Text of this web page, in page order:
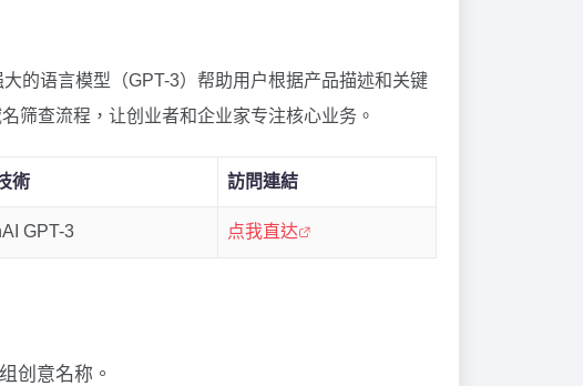
的语言模型（GPT-3）帮助用户根据产品描述和关键
筛查流程，让创业者和企业家专注核心业务。
術 訪問連結
GPT-3 点我直达
创意名称。